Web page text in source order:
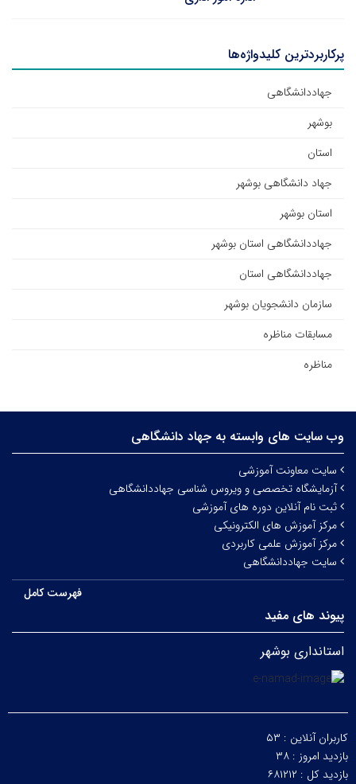
پرکاربردترین کلیدواژه‌ها
جهاددانشگاهی
بوشهر
استان
جهاد دانشگاهی بوشهر
استان بوشهر
جهاددانشگاهی استان بوشهر
جهاددانشگاهی استان
سازمان دانشجویان بوشهر
مسابقات مناظره
مناظره
وب سایت های وابسته به جهاد دانشگاهی
سایت معاونت آموزشی
آزمایشگاه تخصصی و ویروس شناسی جهاددانشگاهی
ثبت نام آنلاین دوره های آموزشی
مرکز آموزش های الکترونیکی
مرکز آموزش علمی کاربردی
سایت جهاددانشگاهی
فهرست کامل
پیوند های مفید
استانداری بوشهر
کاربران آنلاین : ۵۳
بازدید امروز : ۳۸
بازدید کل : ۶۸۱۲۱۲